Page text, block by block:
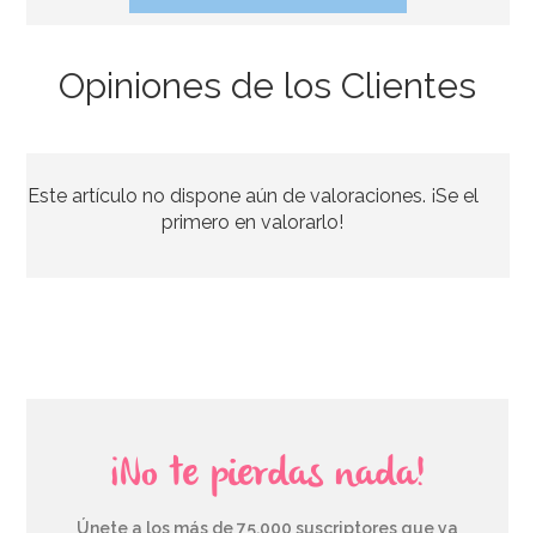
2,75€
Opiniones de los Clientes
Este artículo no dispone aún de valoraciones. ¡Se el
primero en valorarlo!
¡No te pierdas nada!
Únete a los más de 75.000 suscriptores que ya